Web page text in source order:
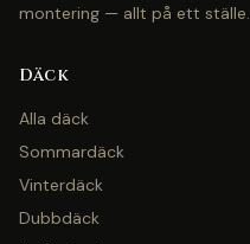
montering — allt på ett ställe.
Däck
Alla däck
Sommardäck
Vinterdäck
Dubbdäck